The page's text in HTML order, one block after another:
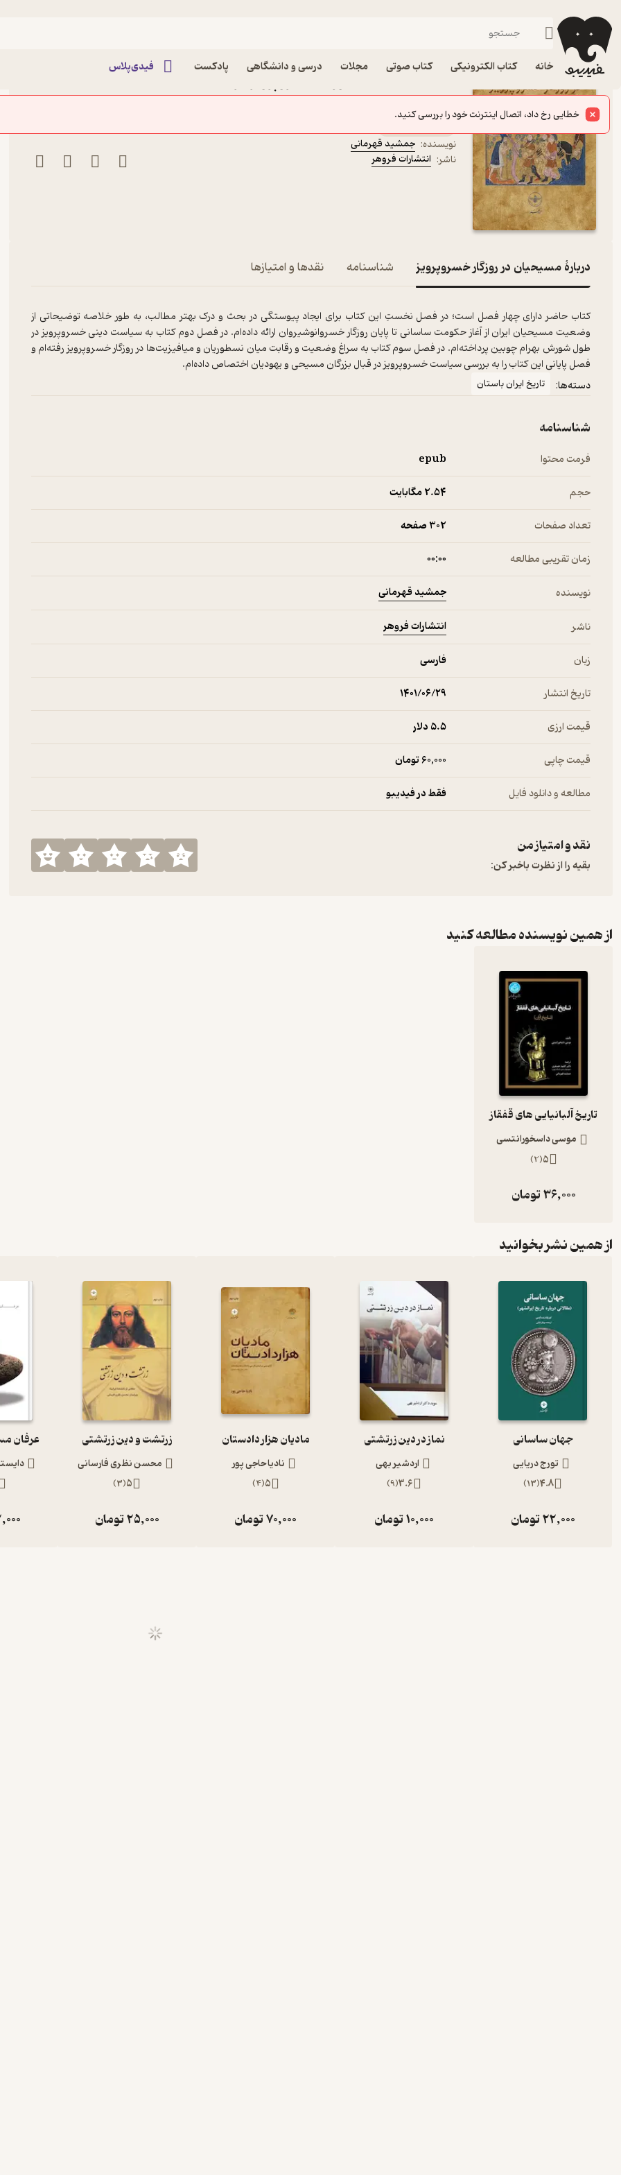
خانه کتاب الکترونیکی کتاب صوتی مجلات درسی و دانشگاهی پادکست فیدی‌پلاس
فیدیبو کتاب الکترونیکی
قهرمانی نشر انتشارات فروهر
نویسنده: جمشید قهرمانی
ناشر: انتشارات فروهر
دربارۀ مسیحیان در روزگار خسروپرویز شناسنامه نقدها و امتیازها
کتاب حاضر دارای چهار فصل است؛ در فصل نخستِ این کتاب برای ایجاد پیوستگی در بحث و درک بهتر مطالب، به طور خلاصه توضیحاتی از
وضعیت مسیحیان ایران از آغاز حکومت ساسانی تا پایان روزگار خسروانوشیروان ارائه داده‌ام. در فصل دوم کتاب به سیاست دینی خسروپرویز در
طول شورش بهرام چوبین پرداخته‌ام. در فصل سوم کتاب به سراغ وضعیت و رقابت میان نسطوریان و میافیزیت‌ها در روزگار خسروپرویز رفته‌ام و
فصل پایانی این کتاب را به بررسی سیاست خسروپرویز در قبال بزرگان مسیحی و یهودیان اختصاص داده‌ام.
دسته‌ها: تاریخ ایران باستان
شناسنامه
فرمت محتوا epub
حجم 2.۵۴ مگابایت
تعداد صفحات 302 صفحه
زمان تقریبی مطالعه ۰۰:۰۰
نویسنده جمشید قهرمانی
ناشر انتشارات فروهر
زبان فارسی
تاریخ انتشار ۱۴۰۱/۰۶/۲۹
قیمت ارزی 5.۵ دلار
قیمت چاپی 60,000 تومان
مطالعه و دانلود فایل فقط در فیدیبو
نقد و امتیاز من
بقیه را از نظرت باخبر کن:
از همین نویسنده مطالعه کنید
تاریخ آلبانیایی های قفقاز
موسی داسخورانتسی
5
(
2
)
36,000تومان
از همین نشر بخوانید
جهان ساسانی
تورج دریایی
4.8
(
13
)
22,000تومان
نماز در دین زرتشتی
اردشیر بهی
3.6
(
9
)
10,000تومان
مادیان هزار دادستان
نادیا حاجی پور
5
(
4
)
70,000تومان
زرتشت و دین زرتشتی
محسن نظری فارسانی
5
(
3
)
25,000تومان
عرفان